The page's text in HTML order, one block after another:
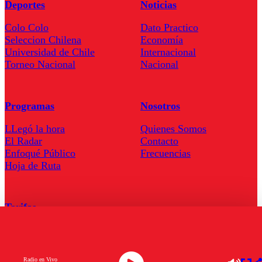
Radio en Vivo
Deportes
Colo Colo
Seleccion Chilena
Universidad de Chile
Torneo Nacional
Noticias
Dato Practico
Economía
Internacional
Nacional
Programas
LLegó la hora
El Radar
Enfoqué Público
Hoja de Ruta
Nosotros
Quienes Somos
Contacto
Frecuencias
Tarifas